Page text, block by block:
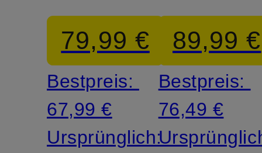
79,99 €
Bestpreis:
67,99 €
Ursprünglich:
89,99 €
Bestpreis:
76,49 €